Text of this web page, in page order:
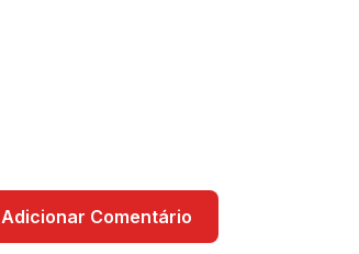
Adicionar Comentário